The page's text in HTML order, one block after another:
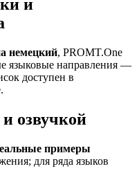
и
немецкий, PROMT.One
языковые направления —
доступен в
озвучкой
примеры
для ряда языков